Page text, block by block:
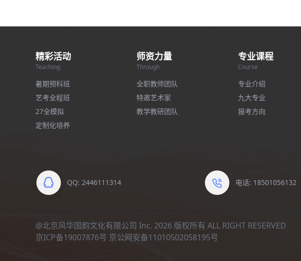
精彩活动
Teaching
暑期预科班
艺考全程班
27全模拟
定制化培养
师资力量
Through
全职教师团队
特邀艺术家
教学教研团队
专业课程
Course
专业介绍
九大专业
报考方向
QQ: 2446111314 电话: 18501056132
@北京风华国韵文化有限公司 Inc. 2026 版权所有 ALL RIGHT RESERVED
京ICP备19007876号 京公网安备11010502058195号